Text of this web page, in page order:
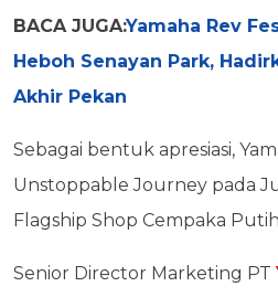
BACA JUGA:Yamaha Rev
Heboh Senayan Park,
Akhir Pekan
Sebagai bentuk apresiasi,
Unstoppable Journey pada
Flagship Shop Cempaka
Senior Director Marketing PT